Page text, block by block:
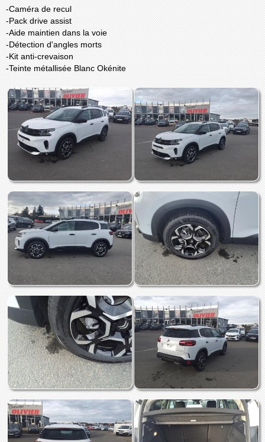
-Caméra de recul
-Pack drive assist
-Aide maintien dans la voie
-Détection d'angles morts
-Kit anti-crevaison
-Teinte métallisée Blanc Okénite